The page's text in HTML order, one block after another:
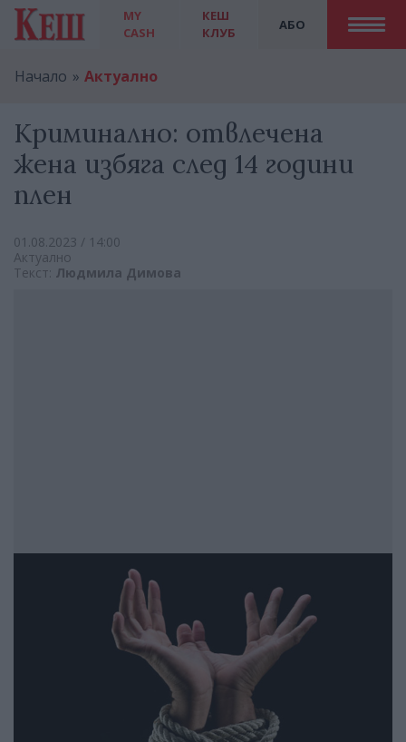
MY
CASH
АБО
КЕШ
КЛУБ
Начало Актуално
Криминално: отвлечена
жена избяга след 14 години
плен
01.08.2023 / 14:00
Актуално
Текст: Людмила Димова